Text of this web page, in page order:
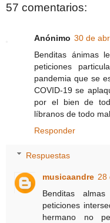
57 comentarios:
Anónimo 30 de
Benditas ánimas
peticiones
pandemia que se
COVID-19 se
por el bien de
líbranos de todo
Responder
Respuestas
musicaandre 28
Benditas
peticiones
hermano no